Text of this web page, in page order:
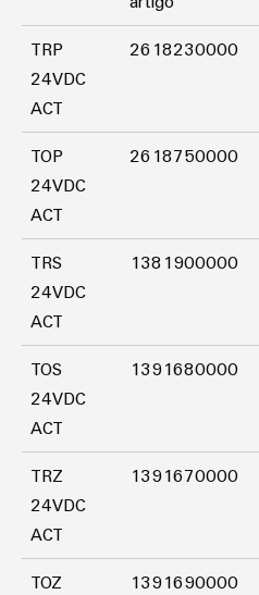
elétricos
Máquinas
vários
setores
máquinas
e
operações
para
Weidmüller
Industrial
Acesso
remoto
de
serviços
trabalho
Ferramentas
TRP
24VDC
ACT
2618230000
TOP
24VDC
ACT
2618750000
TRS
24VDC
ACT
1381900000
TOS
24VDC
ACT
1391680000
TRZ
24VDC
ACT
1391670000
TOZ
1391690000